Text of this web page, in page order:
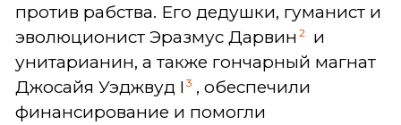
против рабства. Его дедушки, гуманист и
эволюционист Эразмус Дарвин 2
и
унитарианин, а также гончарный магнат
Джосайя Уэджвуд I 3 , обеспечили
финансирование и помогли